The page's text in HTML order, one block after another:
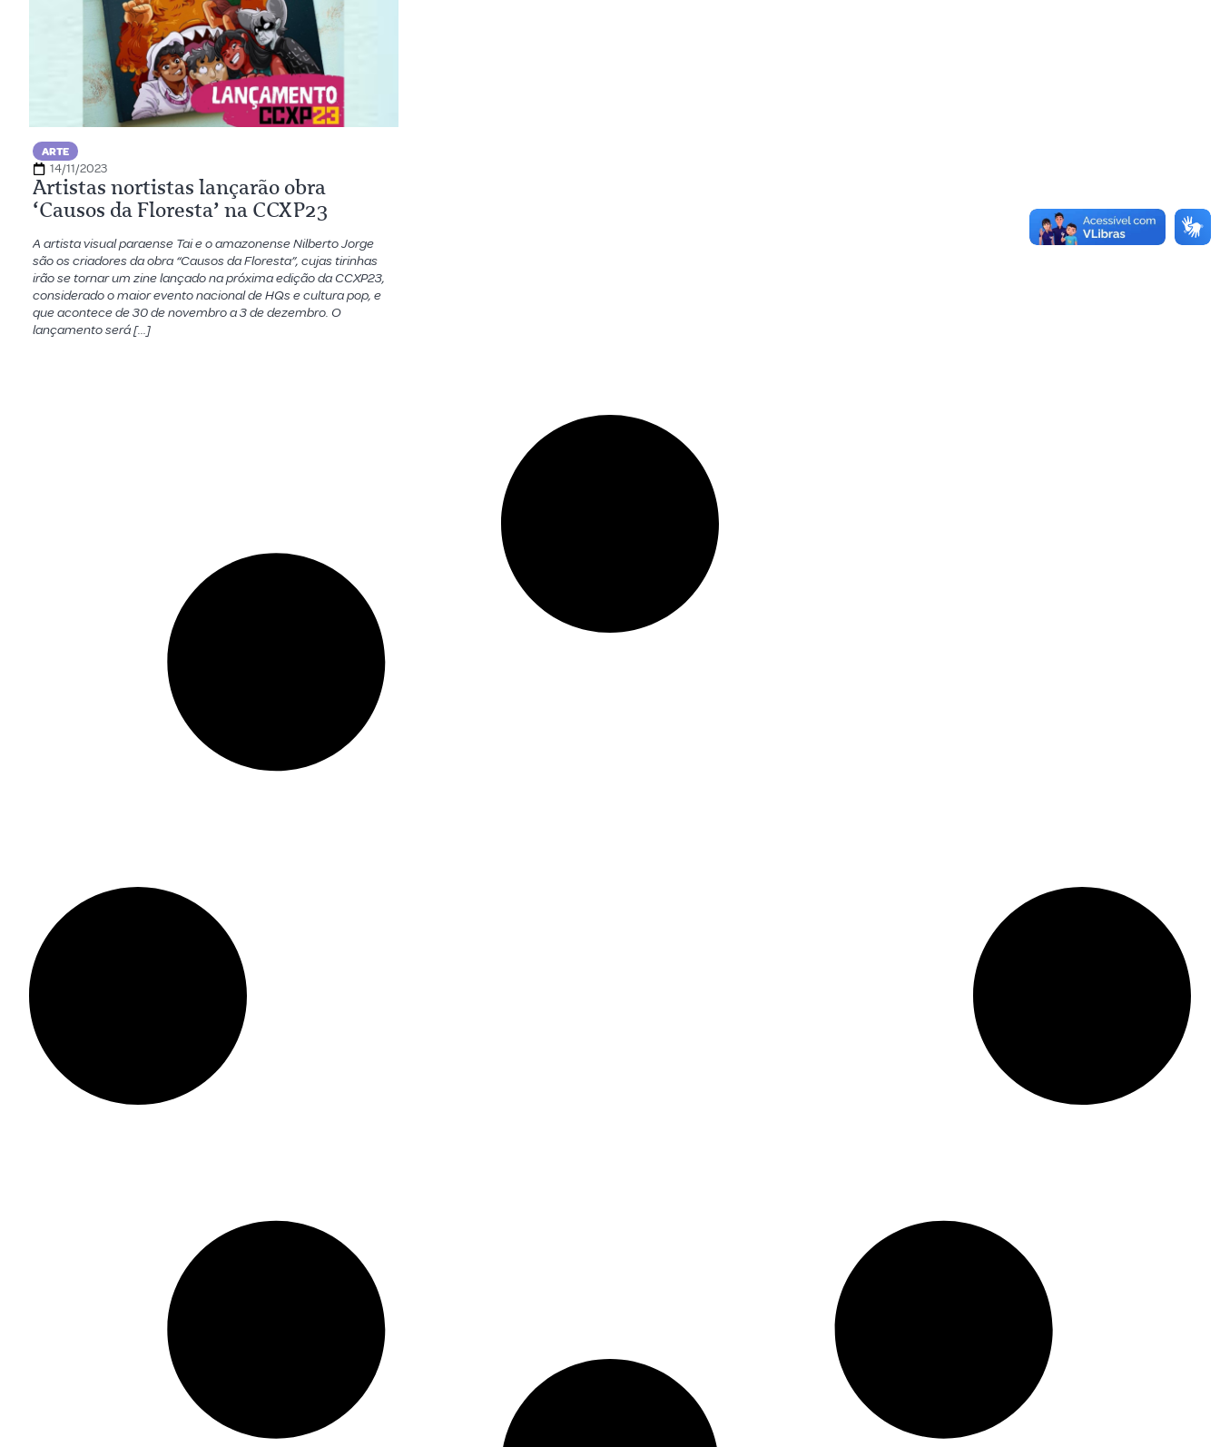
ARTE
14/11/2023
Artistas nortistas lançarão obra
‘Causos da Floresta’ na CCXP23
A artista visual paraense Tai e o amazonense Nilberto Jorge
são os criadores da obra “Causos da Floresta”, cujas tirinhas
irão se tornar um zine lançado na próxima edição da CCXP23,
considerado o maior evento nacional de HQs e cultura pop, e
que acontece de 30 de novembro a 3 de dezembro. O
lançamento será […]